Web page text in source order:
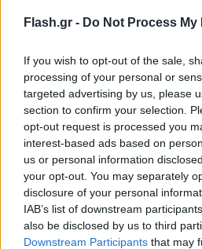
Flash.gr - Do Not Process
If you wish to opt-out of the sale,
processing of your personal or
targeted advertising by us, please
section to confirm your selection.
opt-out request is processed you
interest-based ads based on
us or personal information
your opt-out. You may separately
disclosure of your personal
IAB’s list of downstream
also be disclosed by us to third
Downstream Participants that may
Παναθηναϊκός - ΤΣΣΚΑ
ισοπαλία και πάει Σόφια
05.08.2026